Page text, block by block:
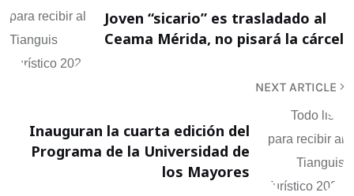
Joven “sicario” es trasladado al
Ceama Mérida, no pisará la cárcel
NEXT ARTICLE
Inauguran la cuarta edición del
Programa de la Universidad de
los Mayores